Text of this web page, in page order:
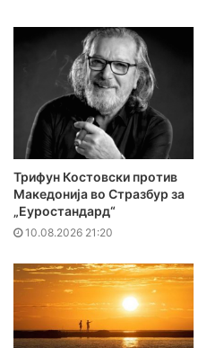
Трифун Костовски против
Македонија во Стразбур за
„Еуростандард“
10.08.2026 21:20